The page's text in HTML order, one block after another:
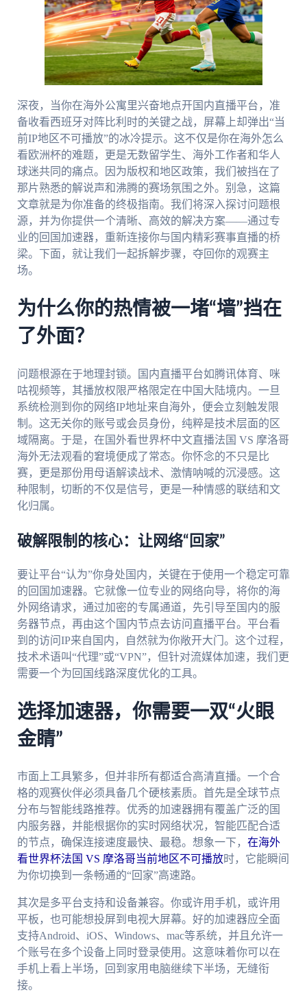
深夜，当你在海外公寓里兴奋地点开国内直播平台，准
备收看西班牙对阵比利时的关键之战，屏幕上却弹出“当
前IP地区不可播放”的冰冷提示。这不仅是你在海外怎么
看欧洲杯的难题，更是无数留学生、海外工作者和华人
球迷共同的痛点。因为版权和地区政策，我们被挡在了
那片熟悉的解说声和沸腾的赛场氛围之外。别急，这篇
文章就是为你准备的终极指南。我们将深入探讨问题根
源，并为你提供一个清晰、高效的解决方案——通过专
业的回国加速器，重新连接你与国内精彩赛事直播的桥
梁。下面，就让我们一起拆解步骤，夺回你的观赛主
场。
为什么你的热情被一堵“墙”挡在
了外面？
问题根源在于地理封锁。国内直播平台如腾讯体育、咪
咕视频等，其播放权限严格限定在中国大陆境内。一旦
系统检测到你的网络IP地址来自海外，便会立刻触发限
制。这无关你的账号或会员身份，纯粹是技术层面的区
域隔离。于是，在国外看世界杯中文直播法国 VS 摩洛哥
海外无法观看的窘境便成了常态。你怀念的不只是比
赛，更是那份用母语解读战术、激情呐喊的沉浸感。这
种限制，切断的不仅是信号，更是一种情感的联结和文
化归属。
破解限制的核心：让网络“回家”
要让平台“认为”你身处国内，关键在于使用一个稳定可靠
的回国加速器。它就像一位专业的网络向导，将你的海
外网络请求，通过加密的专属通道，先引导至国内的服
务器节点，再由这个国内节点去访问直播平台。平台看
到的访问IP来自国内，自然就为你敞开大门。这个过程，
技术术语叫“代理”或“VPN”，但针对流媒体加速，我们更
需要一个为回国线路深度优化的工具。
选择加速器，你需要一双“火眼
金睛”
市面上工具繁多，但并非所有都适合高清直播。一个合
格的观赛伙伴必须具备几个硬核素质。首先是全球节点
分布与智能线路推荐。优秀的加速器拥有覆盖广泛的国
内服务器，并能根据你的实时网络状况，智能匹配合适
的节点，确保连接速度最快、最稳。想象一下， 在海外
看世界杯法国 VS 摩洛哥当前地区不可播放时，它能瞬间
为你切换到一条畅通的“回家”高速路。
其次是多平台支持和设备兼容。你或许用手机，或许用
平板，也可能想投屏到电视大屏幕。好的加速器应全面
支持Android、iOS、Windows、mac等系统，并且允许一
个账号在多个设备上同时登录使用。这意味着你可以在
手机上看上半场，回到家用电脑继续下半场，无缝衔
接。